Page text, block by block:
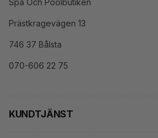
Spa Och Poolbutiken
Prästkragevägen 13
746 37 Bålsta
070-606 22 75
KUNDTJÄNST